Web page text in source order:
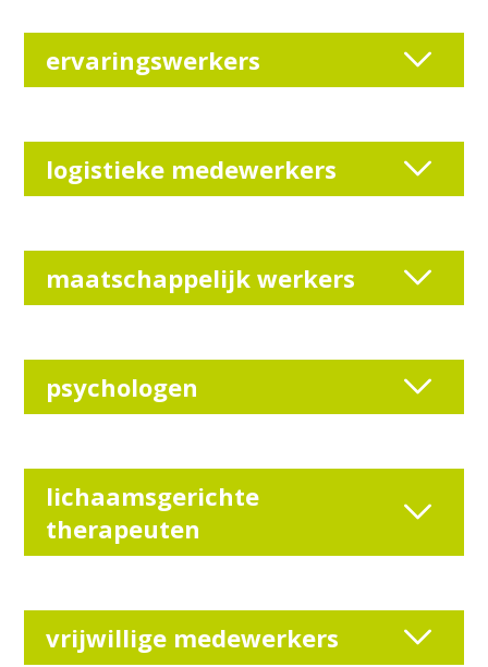
ervaringswerkers
logistieke medewerkers
maatschappelijk werkers
psychologen
lichaamsgerichte
therapeuten
vrijwillige medewerkers